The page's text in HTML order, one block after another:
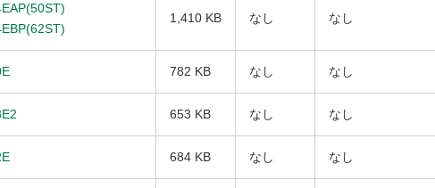
1,410 KB なし なし
782 KB なし なし
653 KB なし なし
684 KB なし なし